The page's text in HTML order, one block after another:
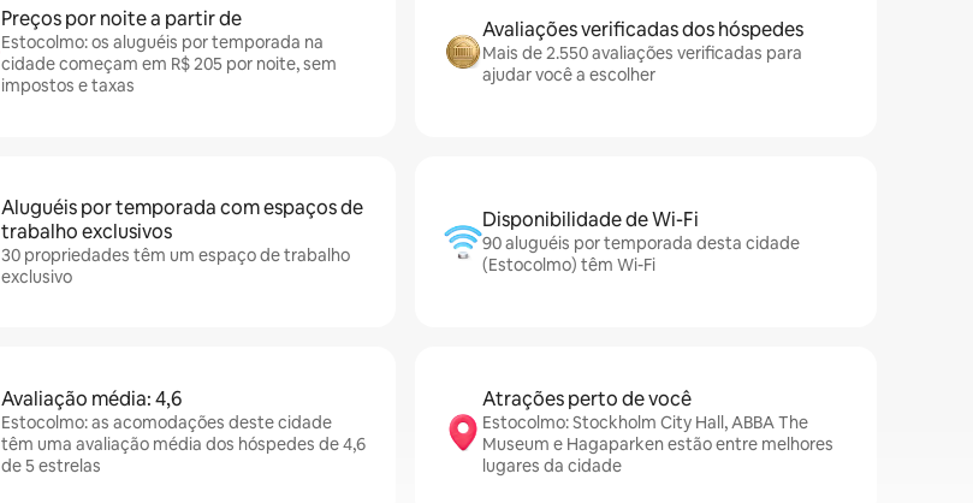
Preços por noite a partir de
Estocolmo: os aluguéis por temporada na
cidade começam em R$ 205 por noite, sem
impostos e taxas
Avaliações verificadas dos hóspedes
Mais de 2.550 avaliações verificadas para
ajudar você a escolher
Aluguéis por temporada com espaços de
trabalho exclusivos
30 propriedades têm um espaço de trabalho
exclusivo
Disponibilidade de Wi-Fi
90 aluguéis por temporada desta cidade
(Estocolmo) têm Wi-Fi
Avaliação média: 4,6
Estocolmo: as acomodações deste cidade
têm uma avaliação média dos hóspedes de 4,6
de 5 estrelas
Atrações perto de você
Estocolmo: Stockholm City Hall, ABBA The
Museum e Hagaparken estão entre melhores
lugares da cidade